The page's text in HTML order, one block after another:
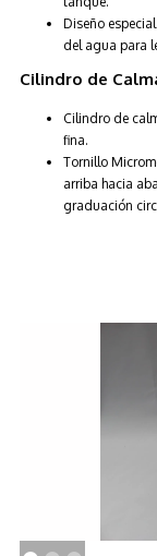
Diseño
del agua para
Cilindro de
Cilindro de
fina.
Tornillo
arriba hacia
graduación